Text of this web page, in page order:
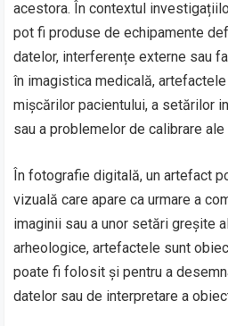
acestora. În contextul
pot fi produse de echipamente
datelor, interferențe externe sau
în imagistica medicală,
mișcărilor pacientului, a setărilor
sau a problemelor de calibrare ale
În fotografie digitală, un artefact
vizuală care apare ca urmare a
imaginii sau a unor setări greșite
arheologice, artefactele sunt
poate fi folosit și pentru a
datelor sau de interpretare a